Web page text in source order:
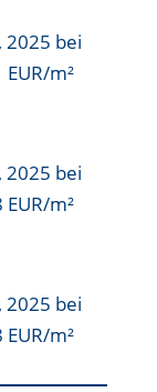
2025 bei
m²
2025 bei
m²
2025 bei
m²